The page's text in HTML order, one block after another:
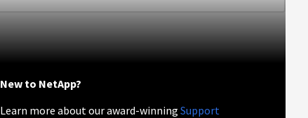
New to NetApp?
Learn more about our award-winningSupport